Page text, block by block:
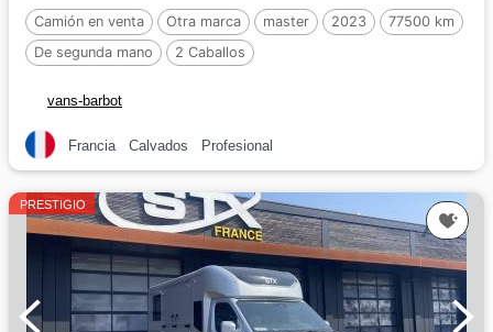
Camión en venta Otra marca master 2023
77500 km
De segunda mano
2 Caballos
vans-barbot
Francia Calvados Profesional
PRESTIGIO